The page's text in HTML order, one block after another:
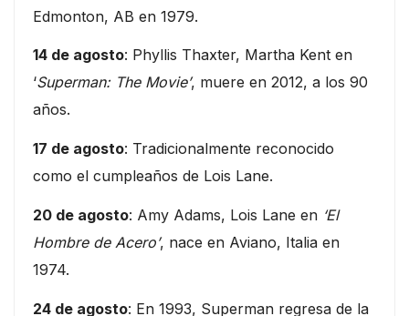
Edmonton, AB en 1979.
14 de agosto: Phyllis Thaxter, Martha Kent en
‘Superman: The Movie’, muere en 2012, a los 90
años.
17 de agosto: Tradicionalmente reconocido
como el cumpleaños de Lois Lane.
20 de agosto: Amy Adams, Lois Lane en ‘El
Hombre de Acero’, nace en Aviano, Italia en
1974.
24 de agosto: En 1993, Superman regresa de la